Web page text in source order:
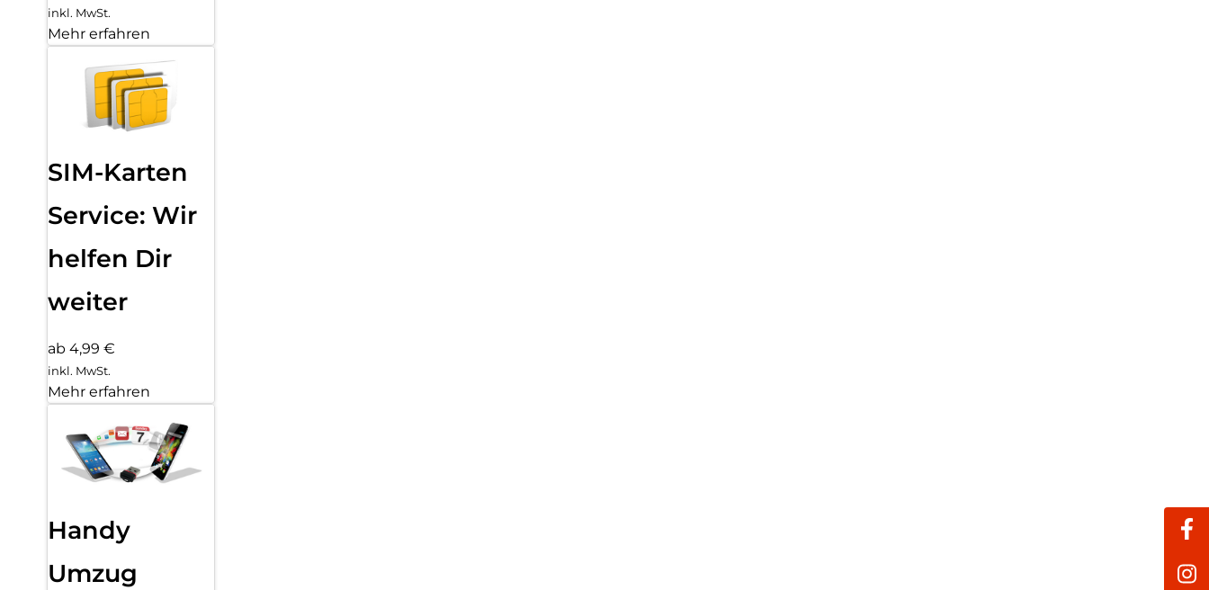
inkl. MwSt.
Mehr erfahren
SIM-Karten
Service: Wir
helfen Dir
weiter
ab 4,99 €
inkl. MwSt.
Mehr erfahren
Handy
Umzug